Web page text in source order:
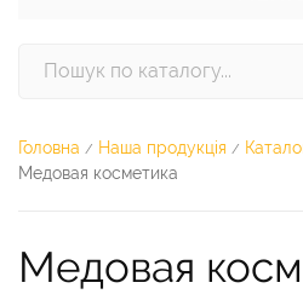
Головна / Наша продукція /
Медовая косметика
Медовая